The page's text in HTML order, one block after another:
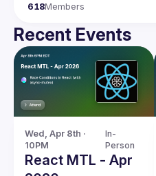
618Members
Recent Events
Wed, Apr 8th ·
10PM
In-
Person
React MTL - Apr